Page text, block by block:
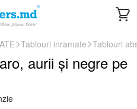
Tablouri inramate Tablouri
aurii și negre pe